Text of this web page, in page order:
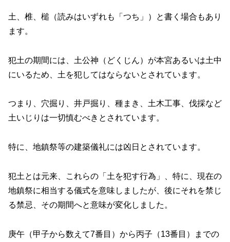
土、椎、槌（読みはいずれも「つち」）と書く場合もあり
ます。
犯土の期間には、土公神（どくじん）が本宮あるいは土中
にいるため、土を犯してはならないとされています。
つまり、穴掘り、井戸掘り、種まき、土木工事、伐採など
土いじりは一切慎むべきとされています。
特に、地鎮祭等の建築儀礼には凶日とされています。
犯土とは元来、これらの「土を犯す行為」、特に、現在の
地鎮祭に相当する儀式を意味しましたが、後にそれを禁じ
る禁忌、その期間へと意味が変化しました。
庚午（甲子から数えて7番目）から丙子（13番目）までの